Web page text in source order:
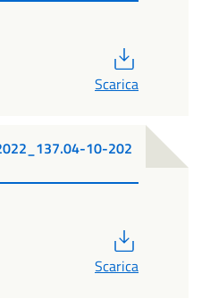
Scarica
10-202
Scarica